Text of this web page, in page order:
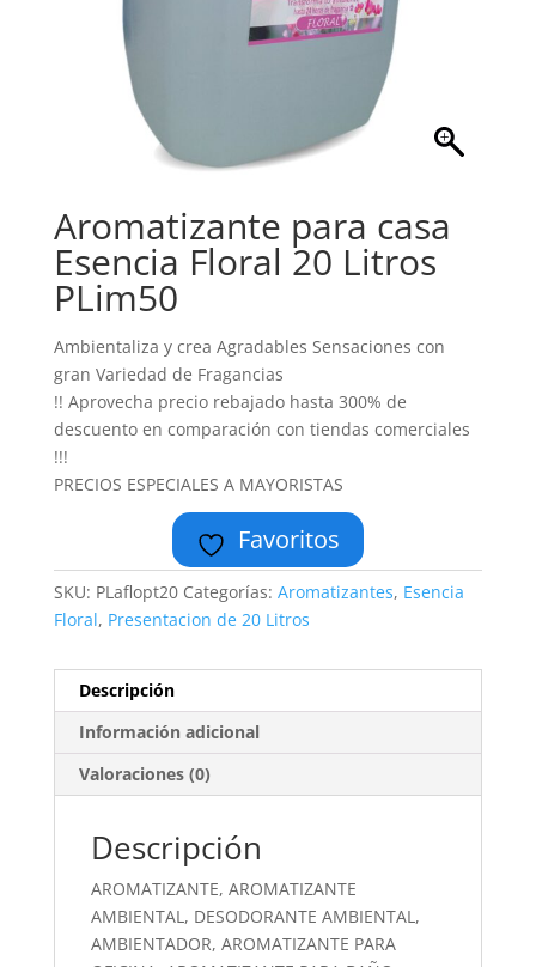
Aromatizante para casa
Esencia Floral 20 Litros
PLim50
Ambientaliza y crea Agradables Sensaciones con
gran Variedad de Fragancias
!! Aprovecha precio rebajado hasta 300% de
descuento en comparación con tiendas comerciales
!!!
PRECIOS ESPECIALES A MAYORISTAS
Favoritos
SKU: PLaflopt20 Categorías: Aromatizantes, Esencia
Floral, Presentacion de 20 Litros
Descripción
Información adicional
Valoraciones (0)
Descripción
AROMATIZANTE, AROMATIZANTE
AMBIENTAL, DESODORANTE AMBIENTAL,
AMBIENTADOR, AROMATIZANTE PARA